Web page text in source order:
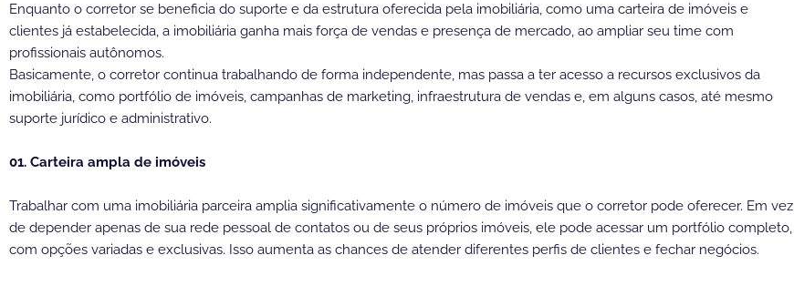
Enquanto o corretor se beneficia do suporte e da estrutura oferecida pela imobiliária, como uma carteira de imóveis e
clientes já estabelecida, a imobiliária ganha mais força de vendas e presença de mercado, ao ampliar seu time com
profissionais autônomos.
Basicamente, o corretor continua trabalhando de forma independente, mas passa a ter acesso a recursos exclusivos da
imobiliária, como portfólio de imóveis, campanhas de marketing, infraestrutura de vendas e, em alguns casos, até mesmo
suporte jurídico e administrativo.
01. Carteira ampla de imóveis
Trabalhar com uma imobiliária parceira amplia significativamente o número de imóveis que o corretor pode oferecer. Em vez
de depender apenas de sua rede pessoal de contatos ou de seus próprios imóveis, ele pode acessar um portfólio completo,
com opções variadas e exclusivas. Isso aumenta as chances de atender diferentes perfis de clientes e fechar negócios.